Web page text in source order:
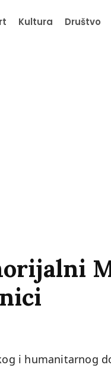
Kultura Društvo
i humanitarnog